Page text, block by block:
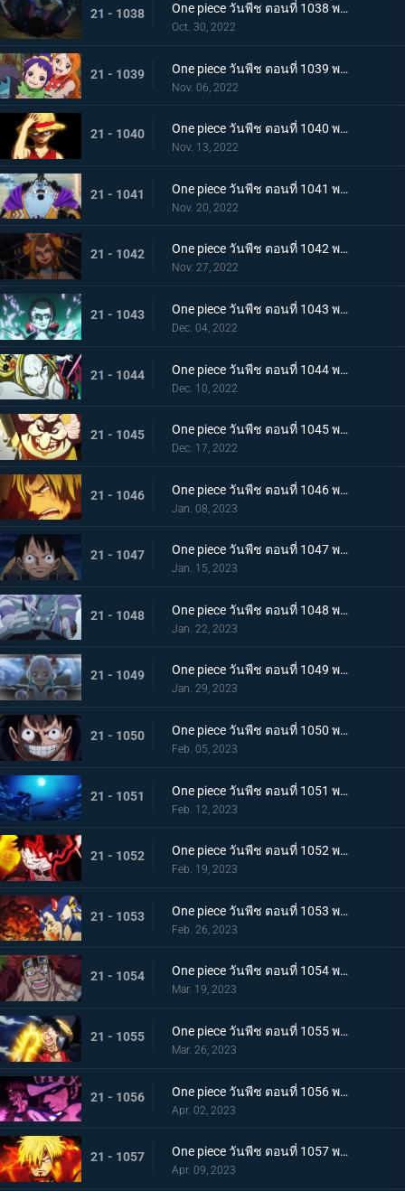
21 - 1038 One piece วันพีช ตอนที่ 1038 พากย์ไทย ท่าไม้ตายของนามิ! ศึกเสี่ยงตายของโอทามะ
Oct. 30, 2022
21 - 1039 One piece วันพีช ตอนที่ 1039 พากย์ไทย พวกพ้องเพิ่มพรวด กลุ่มหมวกฟางโต้กลับ
Nov. 06, 2022
21 - 1040 One piece วันพีช ตอนที่ 1040 พากย์ไทย ความภาคภูมิใจของนายท้าย จินเบเดือดจัด!
Nov. 13, 2022
21 - 1041 One piece วันพีช ตอนที่ 1041 พากย์ไทย ยอดศึกตัดสินสัตว์ประหลาด! ยามาโตะกับแฟรงกี้
Nov. 20, 2022
21 - 1042 One piece วันพีช ตอนที่ 1042 พากย์ไทย กับดักของผู้ล่า การยั่วยวนของแบล็คมาเรีย
Nov. 27, 2022
21 - 1043 One piece วันพีช ตอนที่ 1043 พากย์ไทย สะบั้นฝันร้าย บรู๊คดึงดาบน้ำแข็งออกจากฝัก
Dec. 04, 2022
21 - 1044 One piece วันพีช ตอนที่ 1044 พากย์ไทย คลัตช์ โรบินสวมอวตารปีศาจ
Dec. 10, 2022
21 - 1045 One piece วันพีช ตอนที่ 1045 พากย์ไทย คำสาป ภัยร้ายคืบคลานหาคิดกับโซโล
Dec. 17, 2022
21 - 1046 One piece วันพีช ตอนที่ 1046 พากย์ไทย เดิมพันใหญ่จะหัวหรือก้อย ปีกคู่ออกโรง
Jan. 08, 2023
21 - 1047 One piece วันพีช ตอนที่ 1047 พากย์ไทย จงปีนขึ้นไปสู้รุ่งอรุณ! มังกรสีชมพูอาละวาด
Jan. 15, 2023
21 - 1048 One piece วันพีช ตอนที่ 1048 พากย์ไทย ไปสู่อนาคต! คำสาบานของยามาโตะกับสุดยอดนักดาบ
Jan. 22, 2023
21 - 1049 One piece วันพีช ตอนที่ 1049 พากย์ไทย ลูฟี่โบยบิน! ล้างแค้นร้อยอสูร
Jan. 29, 2023
21 - 1050 One piece วันพีช ตอนที่ 1050 พากย์ไทย มังกร 2 ตัวเผชิญหน้า! ความมุ่งมั่นของโมโมโนะสุเกะ!
Feb. 05, 2023
21 - 1051 One piece วันพีช ตอนที่ 1051 พากย์ไทย ตำนานกลับมาอีกครั้ง! หมัดของลูฟี่คำรามบนท้องฟ้า
Feb. 12, 2023
21 - 1052 One piece วันพีช ตอนที่ 1052 พากย์ไทย สถาการณ์ตึงเครียด! จุดจบของโอนิกาชิมะ!
Feb. 19, 2023
21 - 1053 One piece วันพีช ตอนที่ 1053 พากย์ไทย ซันจิกลายพันธุ์ แขนทั้ง 2 เจอวิกฤติ!
Feb. 26, 2023
21 - 1054 One piece วันพีช ตอนที่ 1054 พากย์ไทย คู่หูต้องตาย! เดิมพันมรณะของคิลเลอร์
Mar. 19, 2023
21 - 1055 One piece วันพีช ตอนที่ 1055 พากย์ไทย ร่างเงาดึงเชือก! โอนิกาชิมะในเปลวเพลิง
Mar. 26, 2023
21 - 1056 One piece วันพีช ตอนที่ 1056 พากย์ไทย การโต้กลับ! ท่าผสานของคิดกับลอว์โต้กลับ
Apr. 02, 2023
21 - 1057 One piece วันพีช ตอนที่ 1057 พากย์ไทย เพื่อลูฟี่ คำสาบานของซันจิกับโซโร
Apr. 09, 2023